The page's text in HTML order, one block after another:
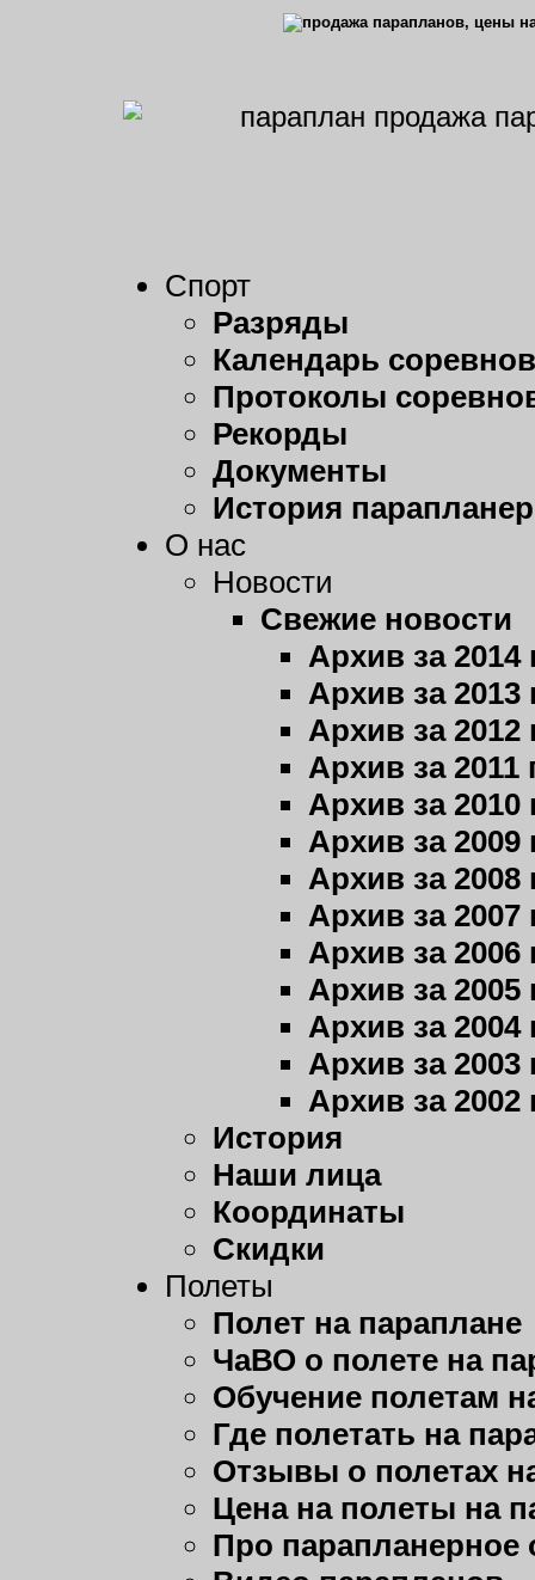
Спорт
Разряды
Календарь
Протоколы
Рекорды
Документы
История
О нас
Новости
Свежие новости
Архив за 2014
Архив за 2013
Архив за 2012
Архив за 2011
Архив за 2010
Архив за 2009
Архив за 2008
Архив за 2007
Архив за 2006
Архив за 2005
Архив за 2004
Архив за 2003
Архив за 2002
История
Наши лица
Координаты
Скидки
Полеты
Полет на параплане
ЧаВО о полете на
Обучение полетам
Где полетать на
Отзывы о полетах
Цена на полеты на
Про парапланерное